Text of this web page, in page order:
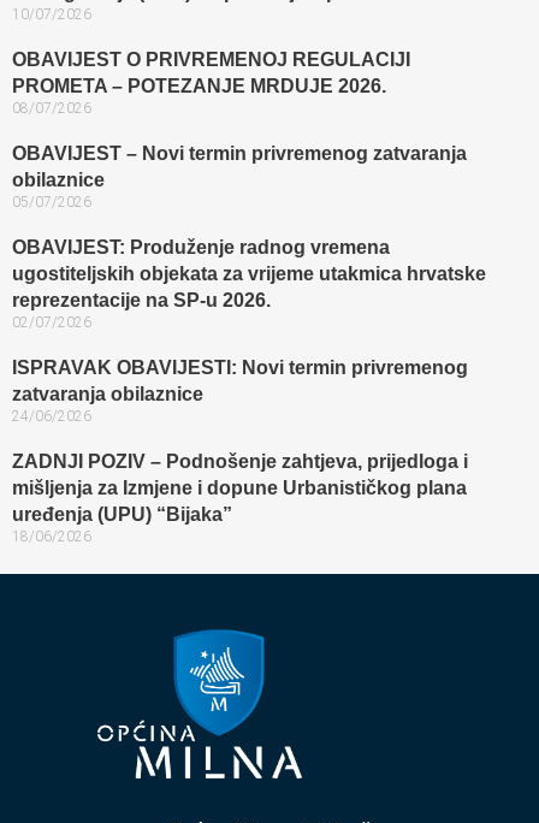
10/07/2026
OBAVIJEST O PRIVREMENOJ REGULACIJI
PROMETA – POTEZANJE MRDUJE 2026.
08/07/2026
OBAVIJEST – Novi termin privremenog zatvaranja
obilaznice​
05/07/2026
OBAVIJEST: Produženje radnog vremena
ugostiteljskih objekata za vrijeme utakmica hrvatske
reprezentacije na SP-u 2026.
02/07/2026
ISPRAVAK OBAVIJESTI: Novi termin privremenog
zatvaranja obilaznice​
24/06/2026
ZADNJI POZIV – Podnošenje zahtjeva, prijedloga i
mišljenja za Izmjene i dopune Urbanističkog plana
uređenja (UPU) “Bijaka”
18/06/2026